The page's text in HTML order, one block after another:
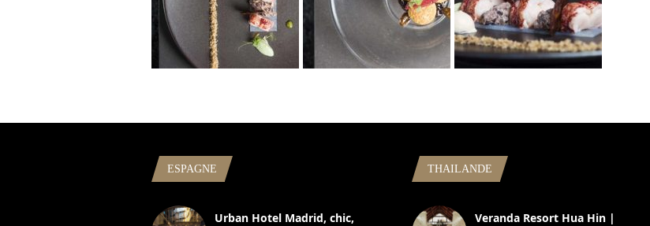
ESPAGNE
Urban Hotel Madrid, chic,
THAILANDE
Veranda Resort Hua Hin |